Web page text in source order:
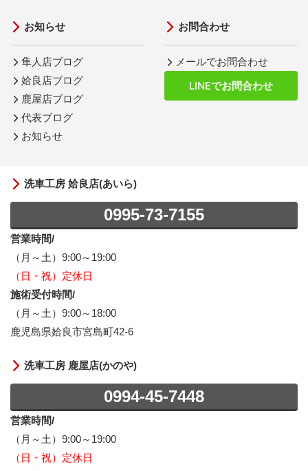
お知らせ
隼人店ブログ
姶良店ブログ
鹿屋店ブログ
代表ブログ
お知らせ
お問合わせ
メールでお問合わせ
LINEでお問合わせ
洗車工房 姶良店(あいら)
0995-73-7155
営業時間/
（月～土）9:00～19:00
（日・祝）定休日
施術受付時間/
（月～土）9:00～18:00
鹿児島県姶良市宮島町42-6
洗車工房 鹿屋店(かのや)
0994-45-7448
営業時間/
（月～土）9:00～19:00
（日・祝）定休日